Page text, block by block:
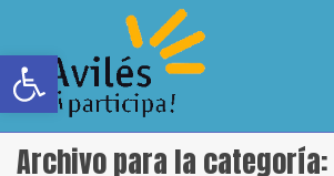
Abrir barra de herramientas
Archivo para la categoría: